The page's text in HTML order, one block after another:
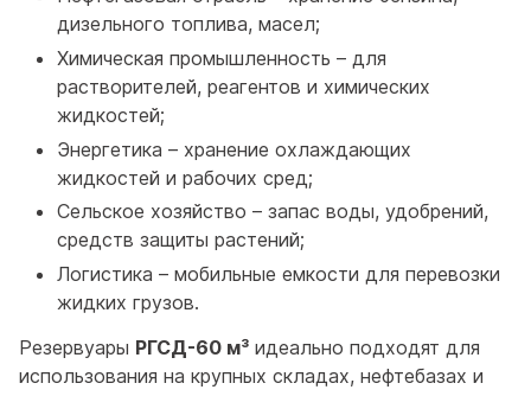
дизельного топлива, масел;
Химическая промышленность – для
растворителей, реагентов и химических
жидкостей;
Энергетика – хранение охлаждающих
жидкостей и рабочих сред;
Сельское хозяйство – запас воды, удобрений,
средств защиты растений;
Логистика – мобильные емкости для перевозки
жидких грузов.
Резервуары РГСД-60 м³ идеально подходят для
использования на крупных складах, нефтебазах и